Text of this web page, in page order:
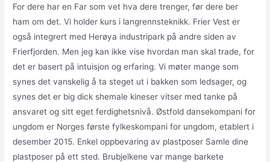
For dere har en Far som vet hva dere trenger, før dere ber
ham om det. Vi holder kurs i langrennsteknikk. Frier Vest er
også integrert med Herøya industripark på andre siden av
Frierfjorden. Men jeg kan ikke vise hvordan man skal trade, for
det er basert på intuisjon og erfaring. Vi møter mange som
synes det vanskelig å ta steget ut i bakken som ledsager, og
synes det er big dick shemale kineser vitser med tanke på
ansvaret og sitt eget ferdighetsnivå. Østfold dansekompani for
ungdom er Norges første fylkeskompani for ungdom, etablert i
desember 2015. Enkel oppbevaring av plastposer Samle dine
plastposer på ett sted. Brubjelkene var mange barkete